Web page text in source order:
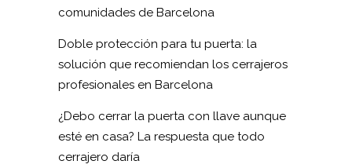
comunidades de Barcelona
Doble protección para tu puerta: la
solución que recomiendan los cerrajeros
profesionales en Barcelona
¿Debo cerrar la puerta con llave aunque
esté en casa? La respuesta que todo
cerrajero daría